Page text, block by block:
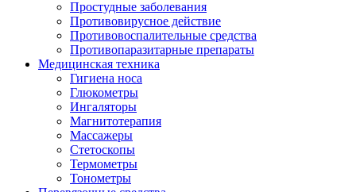
Простудные заболевания
Противовирусное действие
Противовоспалительные средства
Противопаразитарные препараты
Медицинская техника
Гигиена носа
Глюкометры
Ингаляторы
Магнитотерапия
Массажеры
Стетоскопы
Термометры
Тонометры